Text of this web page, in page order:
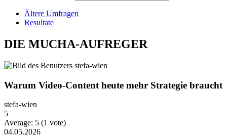
Ältere Umfragen
Resultate
DIE MUCHA-AUFREGER
Warum Video-Content heute mehr Strategie braucht
stefa-wien
5
Average: 5 (1 vote)
04.05.2026